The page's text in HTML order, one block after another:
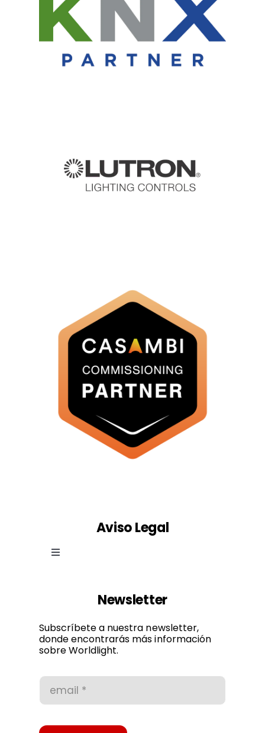
Aviso Legal
Toggle
Política de privacidad
Accesibilidad
Newsletter
Subscríbete a nuestra newsletter,
donde encontrarás más información
sobre Worldlight.